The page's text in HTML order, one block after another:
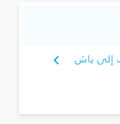
إلى ياش